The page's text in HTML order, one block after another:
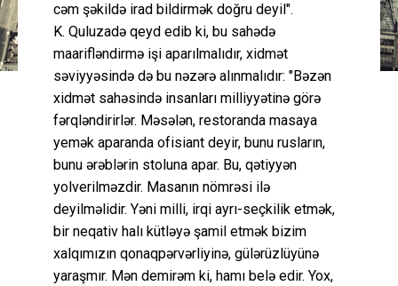
cəm şəkildə irad bildirmək doğru deyil".
K. Quluzadə qeyd edib ki, bu sahədə
maarifləndirmə işi aparılmalıdır, xidmət
səviyyəsində də bu nəzərə alınmalıdır: "Bəzən
xidmət sahəsində insanları milliyyətinə görə
fərqləndirirlər. Məsələn, restoranda masaya
yemək aparanda ofisiant deyir, bunu rusların,
bunu ərəblərin stoluna apar. Bu, qətiyyən
yolverilməzdir. Masanın nömrəsi ilə
deyilməlidir. Yəni milli, irqi ayrı-seçkilik etmək,
bir neqativ halı kütləyə şamil etmək bizim
xalqımızın qonaqpərvərliyinə, gülərüzlüyünə
yaraşmır. Mən demirəm ki, hamı belə edir. Yox,